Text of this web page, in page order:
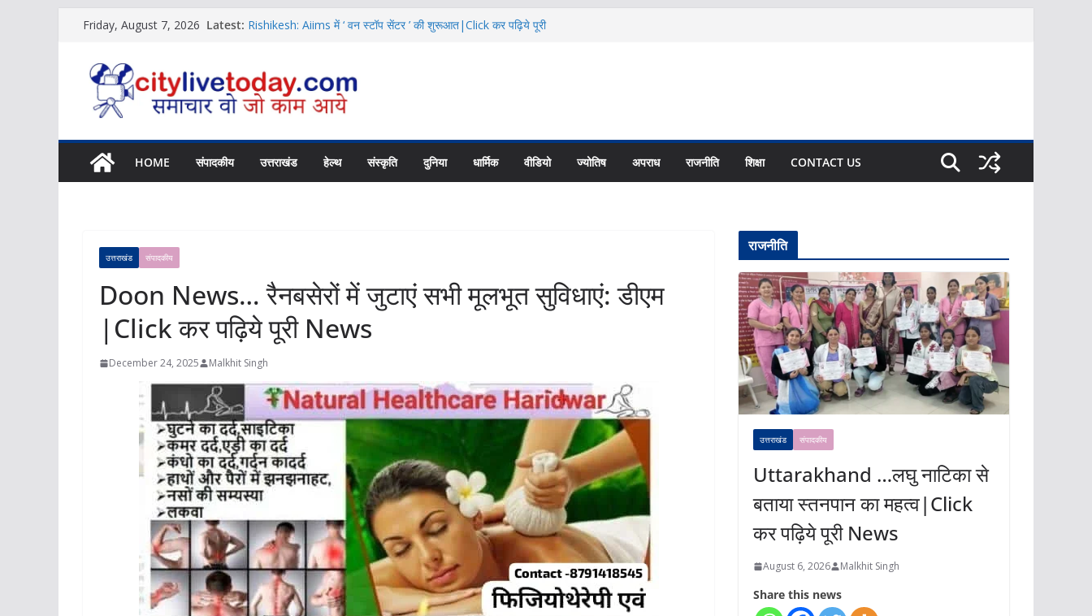
content
Friday, August 7, 2026 Latest: Rishikesh: Aiims में ‘ वन स्टॉप सेंटर ’ की शुरूआत|Click कर पढ़िये पूरी
News
Uttarakhand News… बुनियादी ढांचे के विकास पर करें फोकस: CS|Click
कर पढ़िये पूरी News
|Click कर पढ़िये पूरी News
11 अगस्त को यहां लग रहा रोजगार मेला|Click कर पढ़िये पूरी News
HOME संपादकीय उत्तराखंड हेल्थ संस्कृति दुनिया धार्मिक वीडियो ज्योतिष अपराध राजनीति शिक्षा CONTACT US
उत्तराखंड संपादकीय
Doon News… रैनबसेरों में जुटाएं सभी मूलभूत सुविधाएं: डीएम
|Click कर पढ़िये पूरी News
December 24, 2025 Malkhit Singh
राजनीति
उत्तराखंड संपादकीय
Uttarakhand …लघु नाटिका से
बताया स्तनपान का महत्व|Click
कर पढ़िये पूरी News
August 6, 2026 Malkhit Singh
Share this news